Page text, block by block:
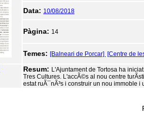
Data: 10/08/2018
Pàgina: 14
Temes: [Balneari de Porcar] [Centre de
Resum: L'Ajuntament de Tortosa ha
Tres Cultures. L'accÃ©s al nou centre
estat ruÃ¯nÃ³s i construir un nou immoble i